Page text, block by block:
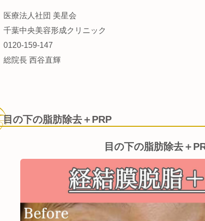
医療法人社団 美星会
千葉中央美容形成クリニック
0120-159-147
総院長 西谷直輝
目の下の脂肪除去＋PRP
目の下の脂肪除去＋